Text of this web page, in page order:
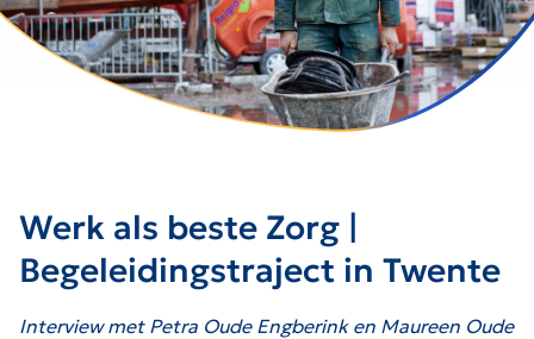
Werk als beste Zorg |
Begeleidingstraject in Twente
Interview met Petra Oude Engberink en Maureen Oude